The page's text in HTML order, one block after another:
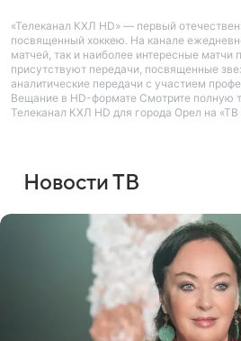
«Телеканал КХЛ HD» — первый
посвященный хоккею. На канале
матчей, так и наиболее интересные матчи
присутствуют передачи, посвященные
аналитические передачи с участием
Вещание в HD-формате Смотрите полную
Телеканал КХЛ HD для города Орел на «ТВ
Новости ТВ